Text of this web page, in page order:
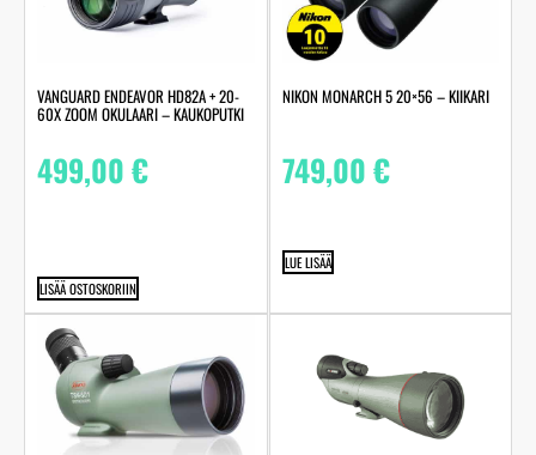
VANGUARD ENDEAVOR HD82A + 20-
60X ZOOM OKULAARI – KAUKOPUTKI
499,00€
LISÄÄ OSTOSKORIIN
NIKON MONARCH 5 20×56 – KIIKARI
749,00€
LUE LISÄÄ